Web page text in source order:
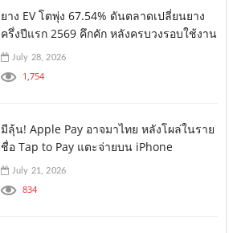
ยาง EV โตพุ่ง 67.54% ดันตลาดเปลี่ยนยาง
ครึ่งปีแรก 2569 คึกคัก หลังครบวงรอบใช้งาน
July 28, 2026
1,754
มีลุ้น! Apple Pay อาจมาไทย หลังโผล่ในราย
ชื่อ Tap to Pay แตะจ่ายบน iPhone
July 21, 2026
834